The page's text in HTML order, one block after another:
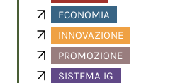
ECONOMIA
INNOVAZIONE
PROMOZIONE
SISTEMA IG